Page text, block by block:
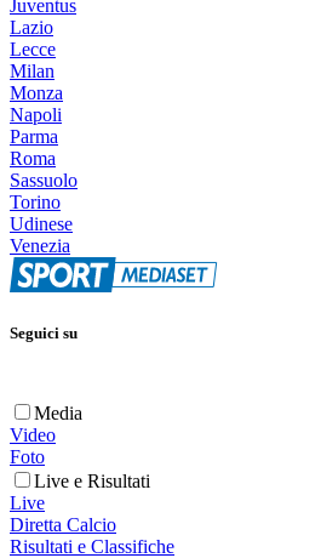
Juventus
Lazio
Lecce
Milan
Monza
Napoli
Parma
Roma
Sassuolo
Torino
Udinese
Venezia
Seguici su
Media
Video
Foto
Live e Risultati
Live
Diretta Calcio
Risultati e Classifiche